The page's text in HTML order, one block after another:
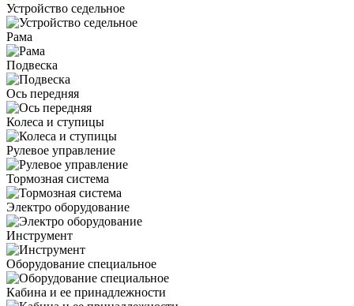
Устройство седельное
Рама
Подвеска
Ось передняя
Колеса и ступицы
Рулевое управление
Тормозная система
Электро оборудование
Инструмент
Оборудование специальное
Кабина и ее принадлежности